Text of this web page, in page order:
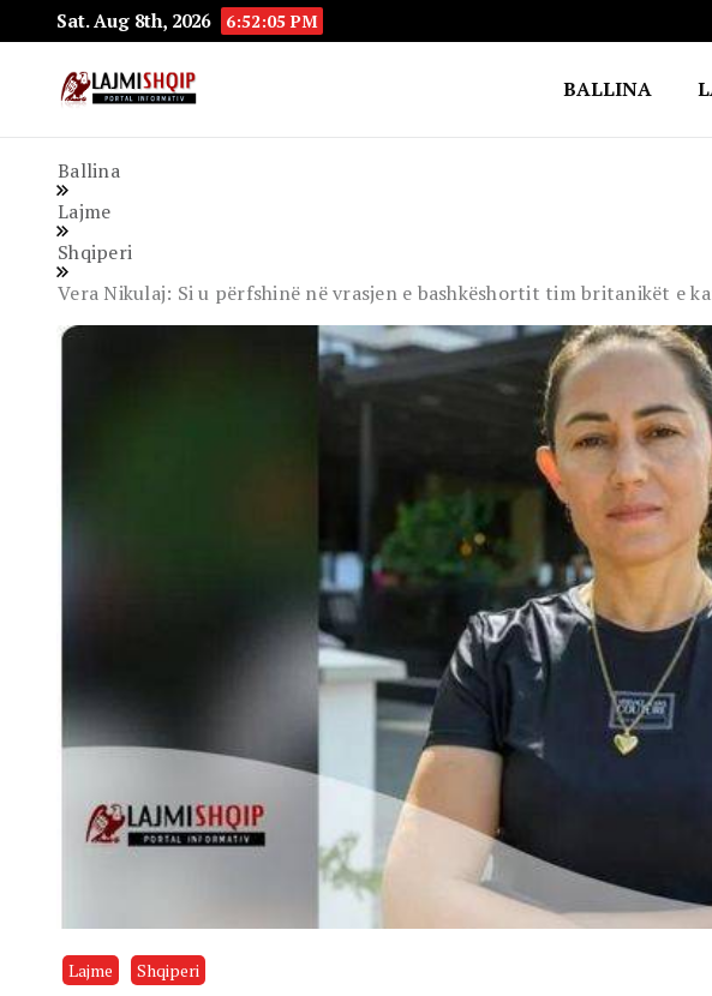
Sat. Aug 8th, 2026 6:52:06 PM
BALLINA
Ballina
Lajme
Shqiperi
Vera Nikulaj: Si u përfshinë në vrasjen e bashkëshortit tim britanikët e
Lajme Shqiperi